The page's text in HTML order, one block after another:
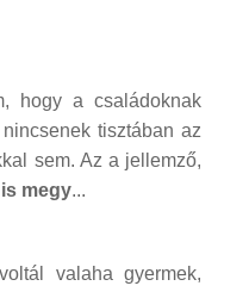
hogy a családoknak
tisztában az
sem. Az a jellemző,
megy...
valaha gyermek,